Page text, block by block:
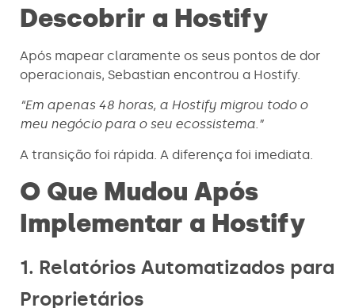
Descobrir a Hostify
Após mapear claramente os seus pontos de dor
operacionais, Sebastian encontrou a Hostify.
“Em apenas 48 horas, a Hostify migrou todo o
meu negócio para o seu ecossistema.”
A transição foi rápida. A diferença foi imediata.
O Que Mudou Após
Implementar a Hostify
1. Relatórios Automatizados para
Proprietários